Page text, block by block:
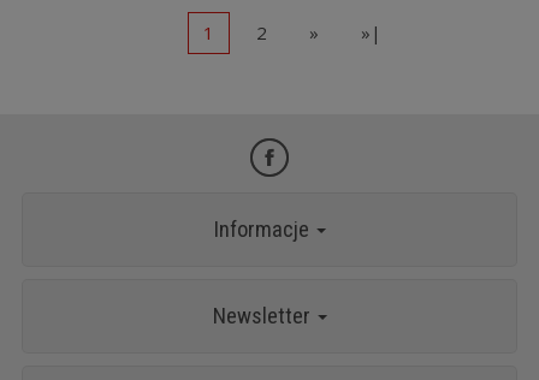
1 2 » »|
Informacje
Newsletter